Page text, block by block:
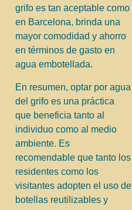
grifo es tan aceptable como
en Barcelona, brinda una
mayor comodidad y ahorro
en términos de gasto en
agua embotellada.
En resumen, optar por agua
del grifo es una práctica
que beneficia tanto al
individuo como al medio
ambiente. Es
recomendable que tanto los
residentes como los
visitantes adopten el uso de
botellas reutilizables y